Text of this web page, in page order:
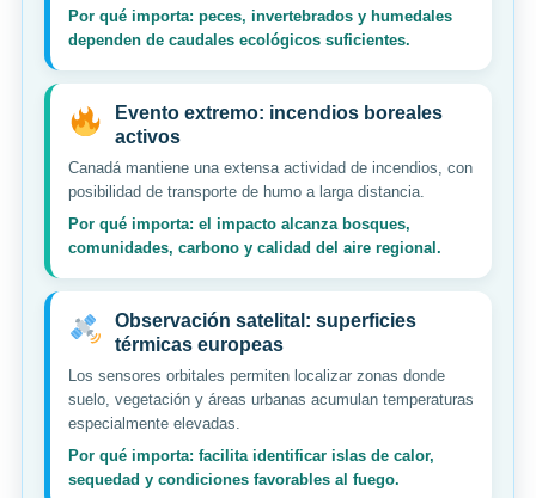
Por qué importa: peces, invertebrados y humedales
dependen de caudales ecológicos suficientes.
Evento extremo: incendios boreales
activos
Canadá mantiene una extensa actividad de incendios, con
posibilidad de transporte de humo a larga distancia.
Por qué importa: el impacto alcanza bosques,
comunidades, carbono y calidad del aire regional.
Observación satelital: superficies
térmicas europeas
Los sensores orbitales permiten localizar zonas donde
suelo, vegetación y áreas urbanas acumulan temperaturas
especialmente elevadas.
Por qué importa: facilita identificar islas de calor,
sequedad y condiciones favorables al fuego.